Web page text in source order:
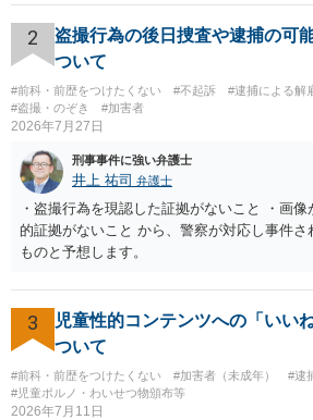
たり →やはり痴漢として疑われているのでは
ないのであれば、何も疑われる筋合いは無い
はないですね。
2
盗撮行為の後日捜査や逮捕の可
ついて
#前科・前歴をつけたくない #不起訴
#逮捕による解
#盗撮・のぞき
#加害者
2026年7月27日
刑事事件に強い弁護士
井上 祐司 弁護士
・盗撮行為を現認した証拠がないこと ・画
的証拠がないこと から、警察が対応し事件
ものと予想します。
3
児童性的コンテンツへの「いい
ついて
#前科・前歴をつけたくない #加害者（未成年）
#逮
#児童ポルノ・わいせつ物頒布等
2026年7月11日